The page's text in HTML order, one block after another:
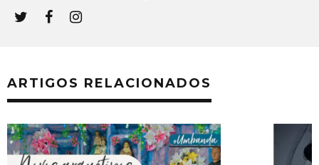
ARTIGOS RELACIONADOS